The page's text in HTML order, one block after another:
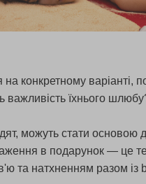
конкретному варіанті,
важливість їхнього
можуть стати основою
в подарунок — це
та натхненням разом із